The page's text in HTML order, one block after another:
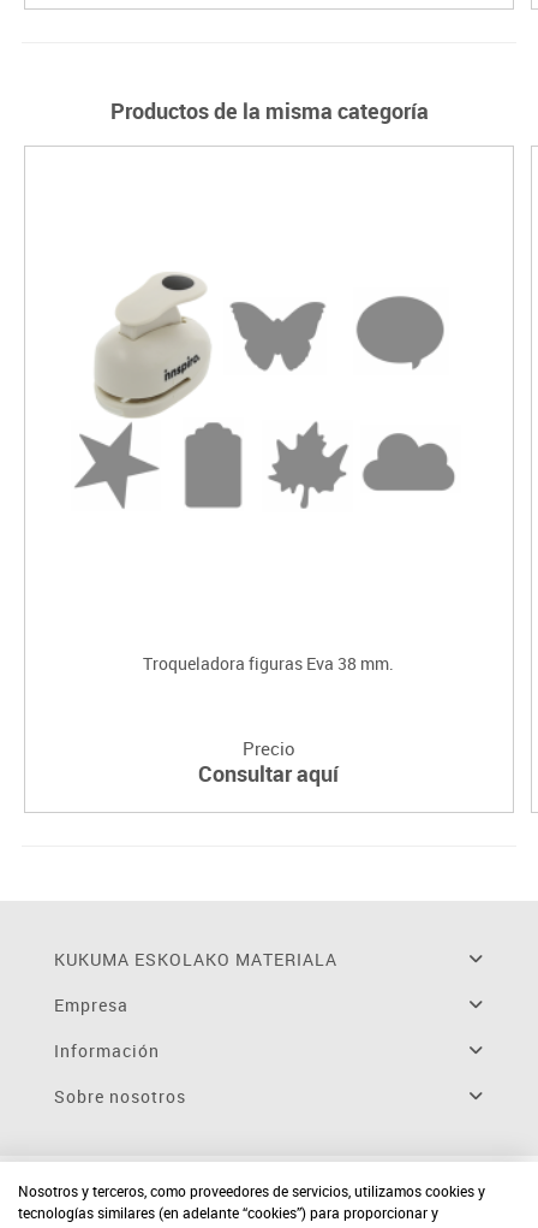
Productos de la misma categoría
Troqueladora figuras Eva 38 mm.
Precio
Consultar aquí
KUKUMA ESKOLAKO MATERIALA
Empresa
Información
Sobre nosotros
Nosotros y terceros, como proveedores de servicios, utilizamos cookies y
tecnologías similares (en adelante “cookies”) para proporcionar y